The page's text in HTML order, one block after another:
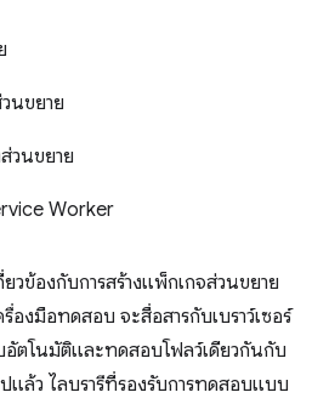
นขยาย
วนขยาย
Worker
ข้องกับการสร้างแพ็กเกจส่วนขยาย
รื่องมือทดสอบ จะสื่อสารกับเบราว์เซอร์
อัตโนมัติและทดสอบโฟลว์เดียวกันกับ
แล้ว ไลบรารีที่รองรับการทดสอบแบบ